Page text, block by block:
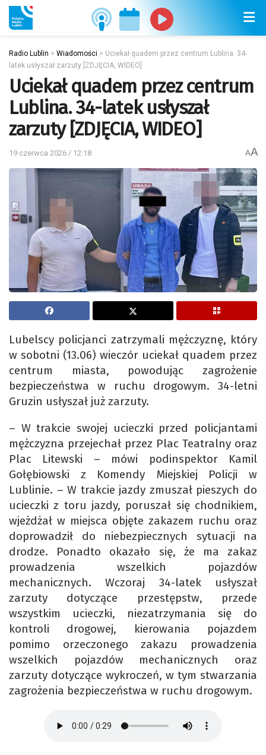
Radio Lublin > Wiadomości > Uciekał quadem przez centrum Lublina. 34-
latek usłyszał zarzuty [ZDJĘCIA, WIDEO]
Uciekał quadem przez centrum
Lublina. 34-latek usłyszał
zarzuty [ZDJĘCIA, WIDEO]
19 czerwca 2026 / 12:18 AA
Lubelscy policjanci zatrzymali mężczyznę, który
w sobotni (13.06) wieczór uciekał quadem przez
centrum miasta, powodując zagrożenie
bezpieczeństwa w ruchu drogowym. 34-letni
Gruzin usłyszał już zarzuty.
– W trakcie swojej ucieczki przed policjantami
mężczyzna przejechał przez Plac Teatralny oraz
Plac Litewski – mówi podinspektor Kamil
Gołębiowski z Komendy Miejskiej Policji w
Lublinie. – W trakcie jazdy zmuszał pieszych do
ucieczki z toru jazdy, poruszał się chodnikiem,
wjeżdżał w miejsca objęte zakazem ruchu oraz
doprowadził do niebezpiecznych sytuacji na
drodze. Ponadto okazało się, że ma zakaz
prowadzenia wszelkich pojazdów
mechanicznych. Wczoraj 34-latek usłyszał
zarzuty dotyczące przestępstw, przede
wszystkim ucieczki, niezatrzymania się do
kontroli drogowej, kierowania pojazdem
pomimo orzeczonego zakazu prowadzenia
wszelkich pojazdów mechanicznych oraz
zarzuty dotyczące wykroczeń, w tym stwarzania
zagrożenia bezpieczeństwa w ruchu drogowym.